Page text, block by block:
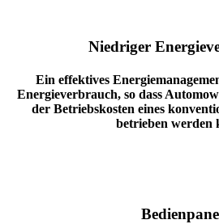
Niedriger
Ein effektives
Energieverbrauch, so dass
der Betriebskosten eines
betrieben werden